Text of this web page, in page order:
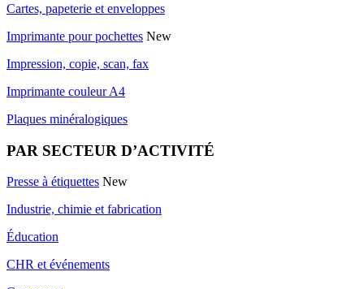
Cartes, papeterie et enveloppes
Imprimante pour pochettes New
Impression, copie, scan, fax
Imprimante couleur A4
Plaques minéralogiques
PAR SECTEUR D’ACTIVITÉ
Presse à étiquettes New
Industrie, chimie et fabrication
Éducation
CHR et événements